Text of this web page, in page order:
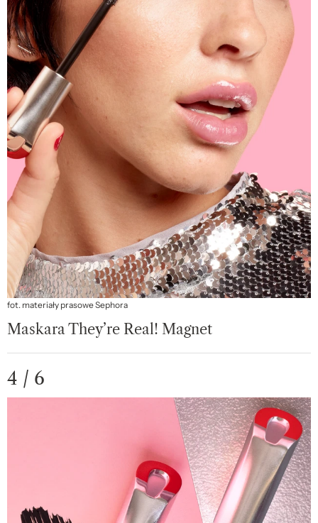
fot. materiały prasowe Sephora
Maskara They’re Real! Magnet
4 / 6